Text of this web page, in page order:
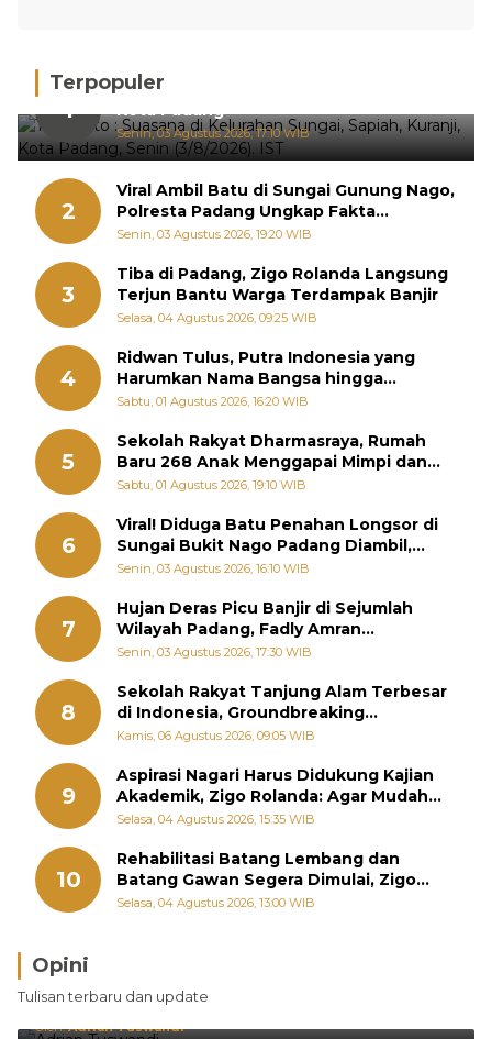
Terpopuler
1
Hujan Deras, 15 Titik Banjir Terdeteksi di
Kota Padang
Senin, 03 Agustus 2026, 17:10 WIB
2
Viral Ambil Batu di Sungai Gunung Nago,
Polresta Padang Ungkap Fakta
Sebenarnya
Senin, 03 Agustus 2026, 19:20 WIB
3
Tiba di Padang, Zigo Rolanda Langsung
Terjun Bantu Warga Terdampak Banjir
Selasa, 04 Agustus 2026, 09:25 WIB
4
Ridwan Tulus, Putra Indonesia yang
Harumkan Nama Bangsa hingga
Diabadikan dalam Buku Jepang
Sabtu, 01 Agustus 2026, 16:20 WIB
5
Sekolah Rakyat Dharmasraya, Rumah
Baru 268 Anak Menggapai Mimpi dan
Memutus Rantai Kemiskinan
Sabtu, 01 Agustus 2026, 19:10 WIB
6
Viral! Diduga Batu Penahan Longsor di
Sungai Bukit Nago Padang Diambil,
Warga Khawatir Bencana Terulang
Senin, 03 Agustus 2026, 16:10 WIB
7
Hujan Deras Picu Banjir di Sejumlah
Wilayah Padang, Fadly Amran
Perintahkan OPD Siaga
Senin, 03 Agustus 2026, 17:30 WIB
8
Sekolah Rakyat Tanjung Alam Terbesar
di Indonesia, Groundbreaking
September
Kamis, 06 Agustus 2026, 09:05 WIB
9
Aspirasi Nagari Harus Didukung Kajian
Akademik, Zigo Rolanda: Agar Mudah
Diperjuangkan di Kementerian
Selasa, 04 Agustus 2026, 15:35 WIB
10
Rehabilitasi Batang Lembang dan
Batang Gawan Segera Dimulai, Zigo
Rolanda Pastikan Proyek Berjalan
Selasa, 04 Agustus 2026, 13:00 WIB
Opini
Tulisan terbaru dan update
Brasil Lebih Diunggulkan, tetapi Jepang Selalu
Punya Cara Membuat Kejutan
Oleh:Adrian Tuswandi